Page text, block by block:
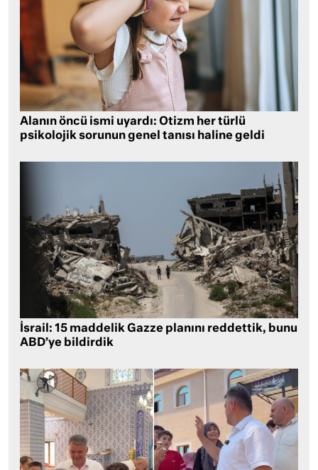
Alanın öncü ismi uyardı: Otizm her türlü
psikolojik sorunun genel tanısı haline geldi
İsrail: 15 maddelik Gazze planını reddettik, bunu
ABD’ye bildirdik